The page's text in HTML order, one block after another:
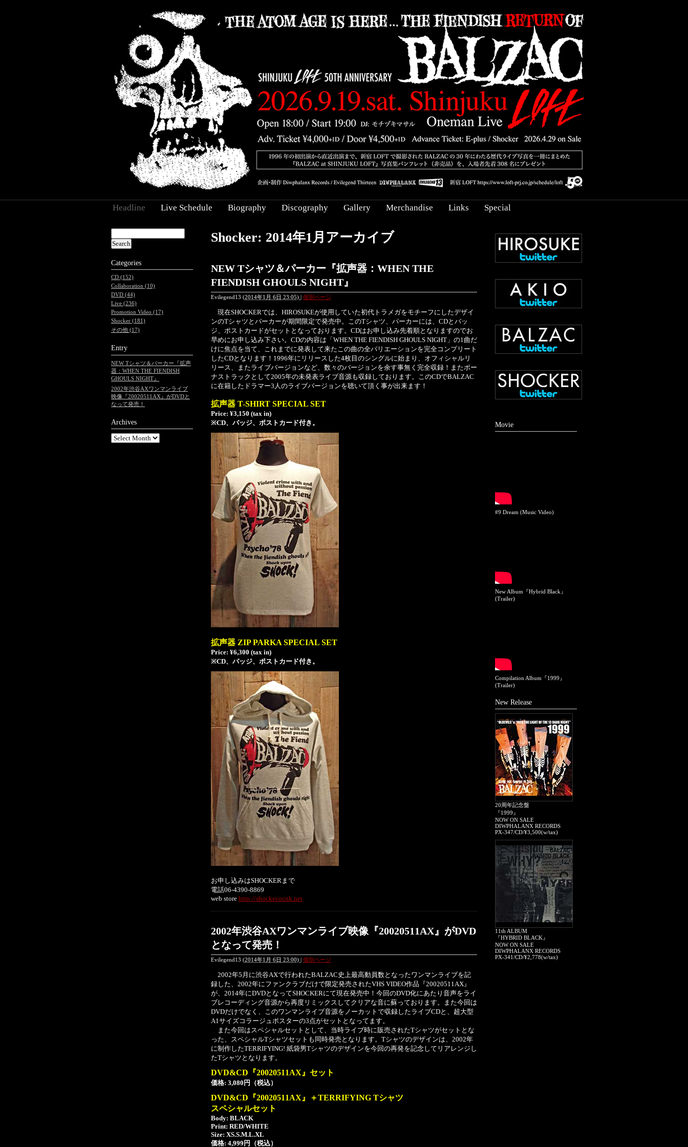
Headline Live Schedule Biography Discography Gallery Merchandise Links Special
Shocker: 2014年1月アーカイブ
NEW Tシャツ＆パーカー『拡声器：WHEN THE
FIENDISH GHOULS NIGHT』
Evilegend13 (2014年1月 6日 23:05) | 個別ページ
現在SHOCKERでは、HIROSUKEが使用していた初代トラメガをモチーフにしたデザイ
ンのTシャツとパーカーが期間限定で発売中。このTシャツ、パーカーには、CDとバッ
ジ、ポストカードがセットとなっております。CDはお申し込み先着順となりますのでお
早めにお申し込み下さい。CDの内容は「WHEN THE FIENDISH GHOULS NIGHT」の1曲だ
けに焦点を当て、これまでに発表して来たこの曲の全バリエーションを完全コンプリート
したCDとなります！1996年にリリースした4枚目のシングルに始まり、オフィシャルリ
リース、またライブバージョンなど、数々のバージョンを余す事無く完全収録！またボー
ナストラックとして2005年の未発表ライブ音源も収録しております。このCDでBALZAC
に在籍したドラマー3人のライブバージョンを聴いて頂く事が出来ます！
拡声器 T-SHIRT SPECIAL SET
Price: ¥3,150 (tax in)
※CD、バッジ、ポストカード付き。
拡声器 ZIP PARKA SPECIAL SET
Price: ¥6,300 (tax in)
※CD、バッジ、ポストカード付き。
お申し込みはSHOCKERまで
電話06-4390-8869
web store http://shocker.ocnk.net
2002年渋谷AXワンマンライブ映像『20020511AX』がDVD
となって発売！
Evilegend13 (2014年1月 6日 23:00) 個別ページ
2002年5月に渋谷AXで行われたBALZAC史上最高動員数となったワンマンライブを記
録した、2002年にファンクラブだけで限定発売されたVHS VIDEO作品『20020511AX』
が、2014年にDVDとなってSHOCKERにて現在発売中！今回のDVD化にあたり音声をライ
ブレコーディング音源から再度リミックスしてクリアな音に蘇っております。また今回は
DVDだけでなく、このワンマンライブ音源をノーカットで収録したライブCDと、超大型
A1サイズコラージュポスターの3点がセットとなってます。
また今回はスペシャルセットとして、当時ライブ時に販売されたTシャツがセットとな
った、スペシャルTシャツセットも同時発売となります。Tシャツのデザインは、2002年
に制作したTERRIFYING! 紙袋男Tシャツのデザインを今回の再発を記念してリアレンジし
たTシャツとなります。
DVD&CD『20020511AX』セット
価格: 3,080円（税込）
DVD&CD『20020511AX』＋TERRIFYING Tシャツ
スペシャルセット
Body: BLACK
Print: RED/WHITE
Size: XS.S.M.L.XL
価格: 4,999円（税込）
Categories
CD (152)
Collaboration (10)
DVD (44)
Live (236)
Promotion Video (17)
Shocker (181)
その他 (17)
Entry
NEW Tシャツ＆パーカー『拡声
器：WHEN THE FIENDISH
GHOULS NIGHT』
2002年渋谷AXワンマンライブ
映像『20020511AX』がDVDと
なって発売！
Archives Movie
#9 Dream (Music Video)
New Album『Hybrid Black』
(Trailer)
Compilation Album『1999』
(Trailer)
New Release
20周年記念盤
『1999』
NOW ON SALE
DIWPHALANX RECORDS
PX-347/CD/¥3,500(w/tax)
11th ALBUM
『HYBRID BLACK』
NOW ON SALE
DIWPHALANX RECORDS
PX-341/CD/¥2,778(w/tax)